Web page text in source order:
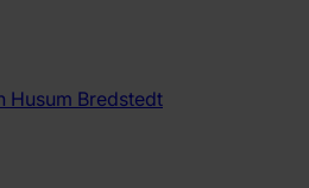
Husum Bredstedt